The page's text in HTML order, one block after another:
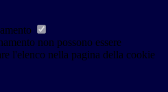
non possono essere
l'elenco nella pagina della cookie